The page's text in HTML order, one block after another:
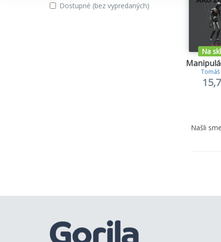
Dostupné (bez vypredaných)
Na
Tomáš
Našli sme